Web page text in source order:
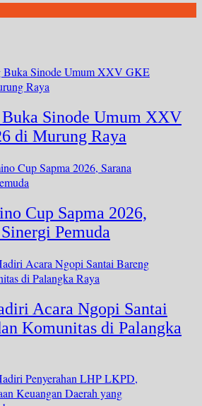
Sinode Umum XXV
di Murung Raya
Cup Sapma 2026,
Pemuda
Acara Ngopi Santai
Komunitas di Palangka